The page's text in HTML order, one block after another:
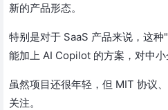
新的产品形态。
特别是对于 SaaS 产品来说，这
能加上 AI Copilot 的方案，对中小
虽然项目还很年轻，但 MIT 协议
关注。